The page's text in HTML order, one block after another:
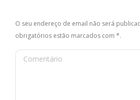
O seu endereço de email não será
obrigatórios estão marcados com *.
Comentário